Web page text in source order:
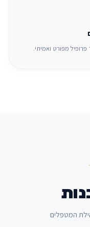
מפורט ואמיתי.
המטפלים